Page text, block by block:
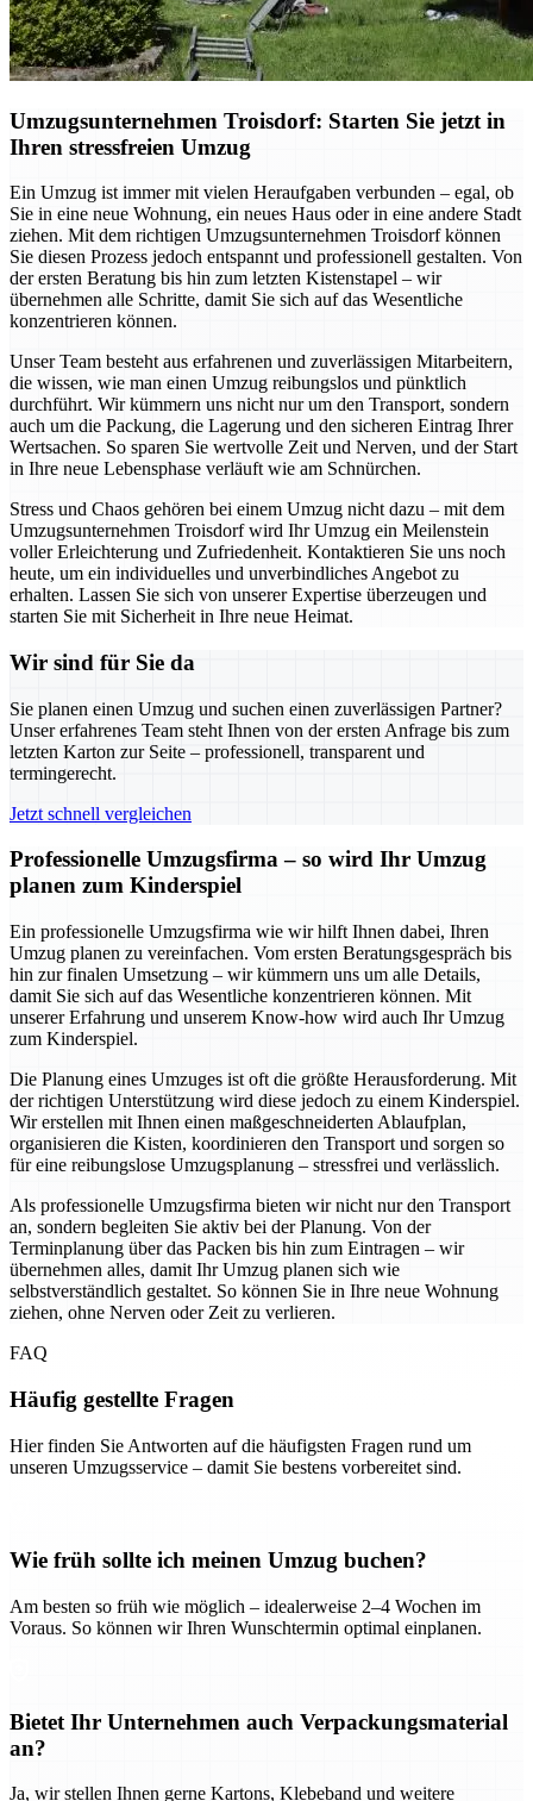
Umzugsunternehmen Troisdorf: Starten Sie jetzt in
Ihren stressfreien Umzug
Ein Umzug ist immer mit vielen Heraufgaben verbunden – egal, ob
Sie in eine neue Wohnung, ein neues Haus oder in eine andere Stadt
ziehen. Mit dem richtigen Umzugsunternehmen Troisdorf können
Sie diesen Prozess jedoch entspannt und professionell gestalten. Von
der ersten Beratung bis hin zum letzten Kistenstapel – wir
übernehmen alle Schritte, damit Sie sich auf das Wesentliche
konzentrieren können.
Unser Team besteht aus erfahrenen und zuverlässigen Mitarbeitern,
die wissen, wie man einen Umzug reibungslos und pünktlich
durchführt. Wir kümmern uns nicht nur um den Transport, sondern
auch um die Packung, die Lagerung und den sicheren Eintrag Ihrer
Wertsachen. So sparen Sie wertvolle Zeit und Nerven, und der Start
in Ihre neue Lebensphase verläuft wie am Schnürchen.
Stress und Chaos gehören bei einem Umzug nicht dazu – mit dem
Umzugsunternehmen Troisdorf wird Ihr Umzug ein Meilenstein
voller Erleichterung und Zufriedenheit. Kontaktieren Sie uns noch
heute, um ein individuelles und unverbindliches Angebot zu
erhalten. Lassen Sie sich von unserer Expertise überzeugen und
starten Sie mit Sicherheit in Ihre neue Heimat.
Wir sind für Sie da
Sie planen einen Umzug und suchen einen zuverlässigen Partner?
Unser erfahrenes Team steht Ihnen von der ersten Anfrage bis zum
letzten Karton zur Seite – professionell, transparent und
termingerecht.
Jetzt schnell vergleichen
Professionelle Umzugsfirma – so wird Ihr Umzug
planen zum Kinderspiel
Ein professionelle Umzugsfirma wie wir hilft Ihnen dabei, Ihren
Umzug planen zu vereinfachen. Vom ersten Beratungsgespräch bis
hin zur finalen Umsetzung – wir kümmern uns um alle Details,
damit Sie sich auf das Wesentliche konzentrieren können. Mit
unserer Erfahrung und unserem Know-how wird auch Ihr Umzug
zum Kinderspiel.
Die Planung eines Umzuges ist oft die größte Herausforderung. Mit
der richtigen Unterstützung wird diese jedoch zu einem Kinderspiel.
Wir erstellen mit Ihnen einen maßgeschneiderten Ablaufplan,
organisieren die Kisten, koordinieren den Transport und sorgen so
für eine reibungslose Umzugsplanung – stressfrei und verlässlich.
Als professionelle Umzugsfirma bieten wir nicht nur den Transport
an, sondern begleiten Sie aktiv bei der Planung. Von der
Terminplanung über das Packen bis hin zum Eintragen – wir
übernehmen alles, damit Ihr Umzug planen sich wie
selbstverständlich gestaltet. So können Sie in Ihre neue Wohnung
ziehen, ohne Nerven oder Zeit zu verlieren.
FAQ
Häufig gestellte Fragen
Hier finden Sie Antworten auf die häufigsten Fragen rund um
unseren Umzugsservice – damit Sie bestens vorbereitet sind.
Wie früh sollte ich meinen Umzug buchen?
Am besten so früh wie möglich – idealerweise 2–4 Wochen im
Voraus. So können wir Ihren Wunschtermin optimal einplanen.
Bietet Ihr Unternehmen auch Verpackungsmaterial
an?
Ja, wir stellen Ihnen gerne Kartons, Klebeband und weitere